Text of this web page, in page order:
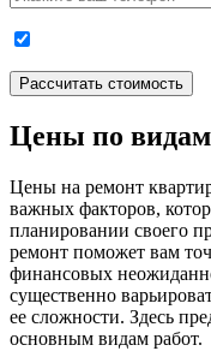
Цены по видам
Цены на ремонт
важных факторов,
планировании своего
ремонт поможет вам
финансовых
существенно
ее сложности. Здесь
основным видам работ.